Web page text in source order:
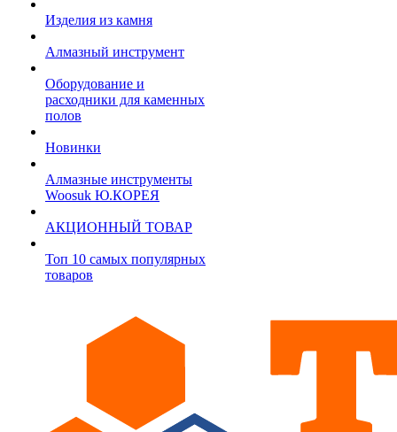
Изделия из камня
Алмазный инструмент
Оборудование и
расходники для каменных
полов
Новинки
Алмазные инструменты
Woosuk Ю.КОРЕЯ
АКЦИОННЫЙ ТОВАР
Топ 10 самых популярных
товаров